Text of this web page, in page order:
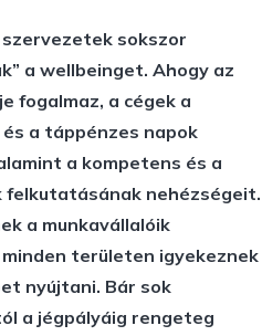
sokszor
a wellbeinget. Ahogy az
fogalmaz, a cégek a
a táppénzes napok
a kompetens és a
felkutatásának nehézségeit.
a munkavállalóik
területen igyekeznek
nyújtani. Bár sok
a jégpályáig rengeteg